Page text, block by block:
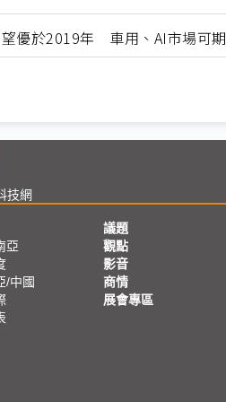
優於2019年 車用、AI市場可期
技網
亞
/中國
議題
觀點
影音
商情
展會專區